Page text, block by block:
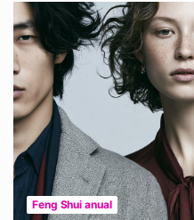
Feng Shui anual